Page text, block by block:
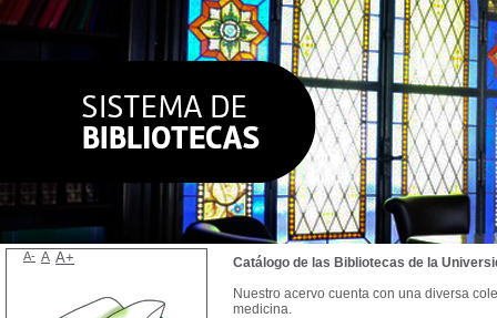
Catálogo de las Bibliotecas de la
Nuestro acervo cuenta con una diversa
medicina.
A- A A+